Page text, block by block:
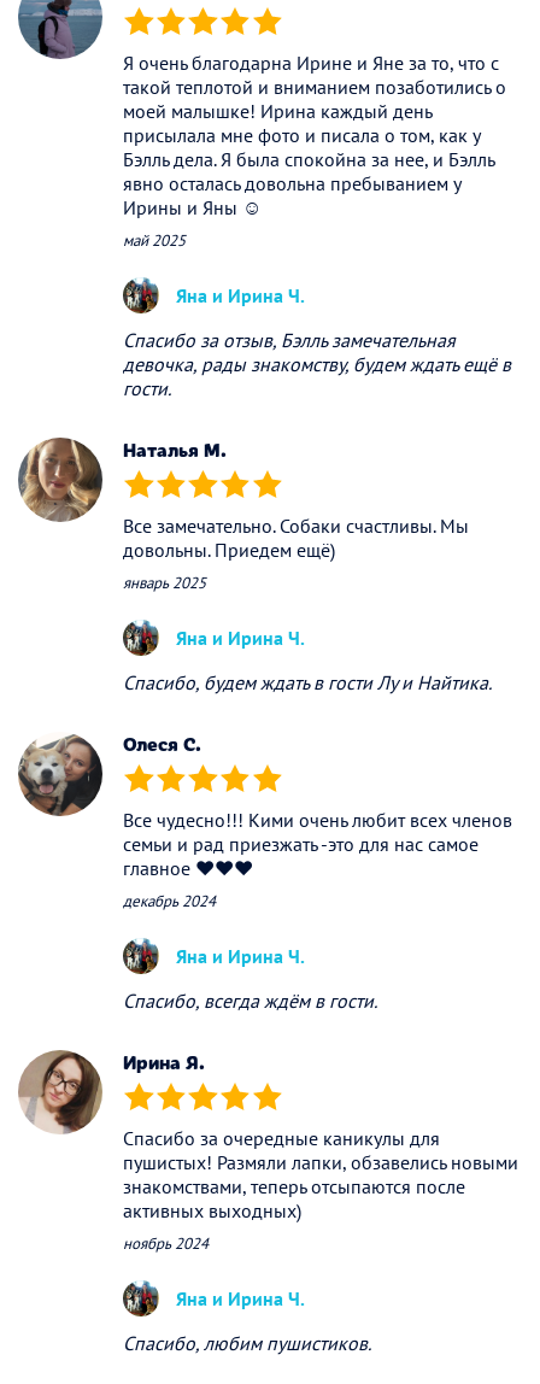
(*) (*) (*) (*) (*)
Я очень благодарна Ирине и Яне за то, что с
такой теплотой и вниманием позаботились о
моей малышке! Ирина каждый день
присылала мне фото и писала о том, как у
Бэлль дела. Я была спокойна за нее, и Бэлль
явно осталась довольна пребыванием у
Ирины и Яны ☺️
май 2025
Яна и Ирина Ч.
Спасибо за отзыв, Бэлль замечательная
девочка, рады знакомству, будем ждать ещё в
гости.
Наталья М.
(*) (*) (*) (*) (*)
Все замечательно. Собаки счастливы. Мы
довольны. Приедем ещё)
январь 2025
Яна и Ирина Ч.
Спасибо, будем ждать в гости Лу и Найтика.
Олеся С.
(*) (*) (*) (*) (*)
Все чудесно!!! Кими очень любит всех членов
семьи и рад приезжать -это для нас самое
главное ❤️❤️❤️
декабрь 2024
Яна и Ирина Ч.
Спасибо, всегда ждём в гости.
Ирина Я.
(*) (*) (*) (*) (*)
Спасибо за очередные каникулы для
пушистых! Размяли лапки, обзавелись новыми
знакомствами, теперь отсыпаются после
активных выходных)
ноябрь 2024
Яна и Ирина Ч.
Спасибо, любим пушистиков.